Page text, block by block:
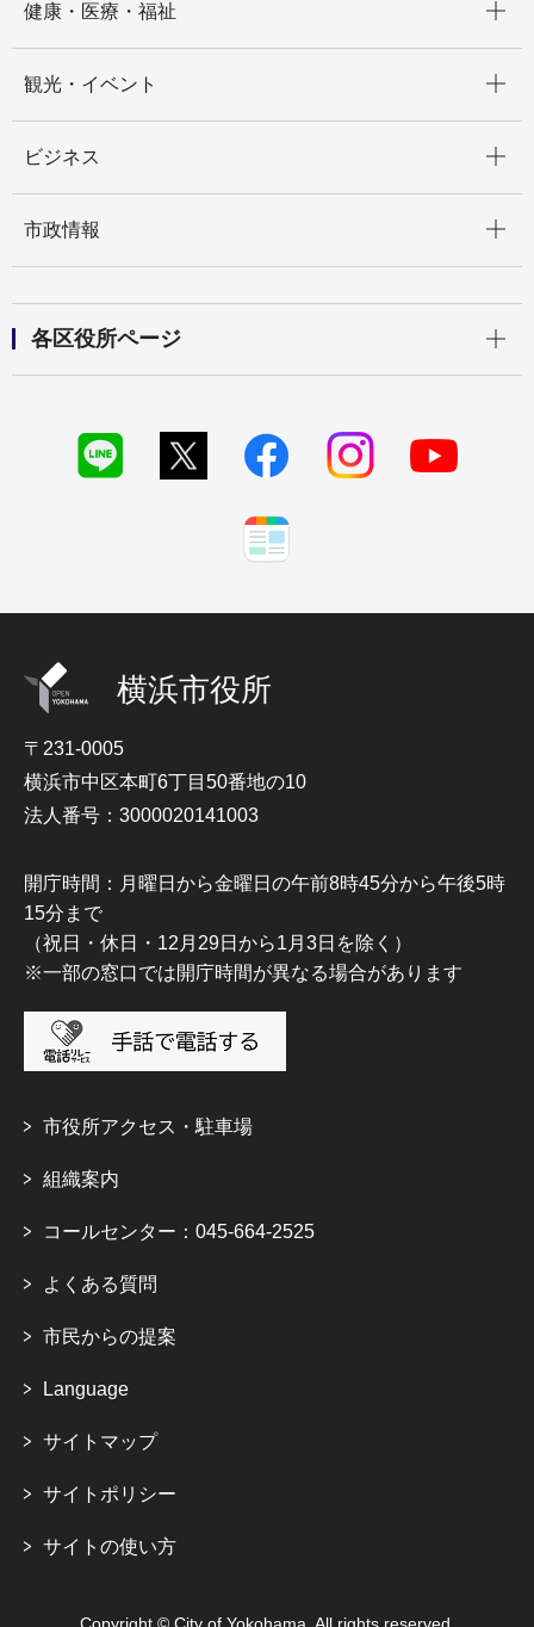
健康・医療・福祉
観光・イベント
ビジネス
市政情報
各区役所ページ
横浜市役所
〒231-0005
横浜市中区本町6丁目50番地の10
法人番号：3000020141003
開庁時間：月曜日から金曜日の午前8時45分から午後5時
15分まで
（祝日・休日・12月29日から1月3日を除く）
※一部の窓口では開庁時間が異なる場合があります
市役所アクセス・駐車場
組織案内
コールセンター：045-664-2525
よくある質問
市民からの提案
Language
サイトマップ
サイトポリシー
サイトの使い方